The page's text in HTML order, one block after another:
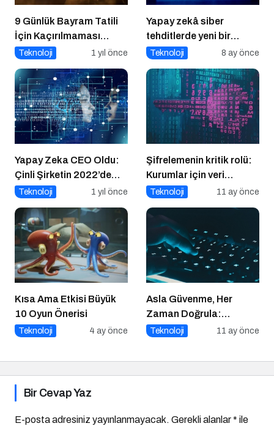
9 Günlük Bayram Tatili
İçin Kaçırılmaması
Gereken 8 Oyun
Teknoloji 1 yıl önce
Yapay zekâ siber
tehditlerde yeni bir
dönemi başlatıyor
Teknoloji 8 ay önce
Yapay Zeka CEO Oldu:
Çinli Şirketin 2022’de
Attığı Adım Yeniden
Teknoloji 1 yıl önce
Şifrelemenin kritik rolü:
Kurumlar için veri
güvenliğinin temel
Teknoloji 11 ay önce
Kısa Ama Etkisi Büyük
10 Oyun Önerisi
Teknoloji 4 ay önce
Asla Güvenme, Her
Zaman Doğrula:
Şirketler İçin Parola
Teknoloji 11 ay önce
Bir Cevap Yaz
E-posta adresiniz yayınlanmayacak. Gerekli alanlar* ile